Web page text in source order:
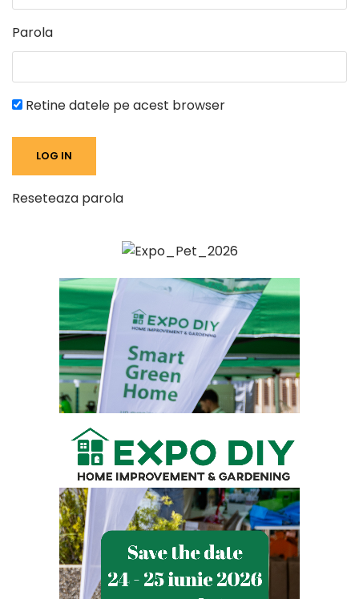
Parola
Retine datele pe acest browser
Reseteaza parola